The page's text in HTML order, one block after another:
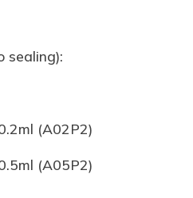
sealing):
(A02P2)
(A05P2)